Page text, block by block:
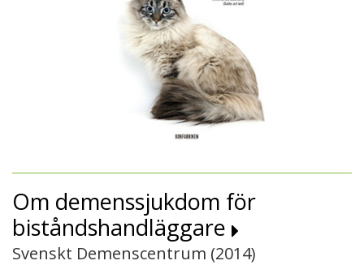
Om demenssjukdom för
biståndshandläggare
Svenskt Demenscentrum (2014)